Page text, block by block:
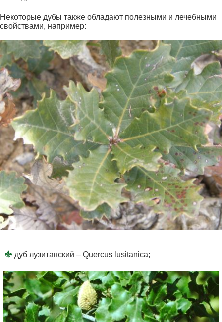
Некоторые дубы также обладают полезными и лечебными
свойствами, например:
дуб лузитанский – Quercus lusitanica;